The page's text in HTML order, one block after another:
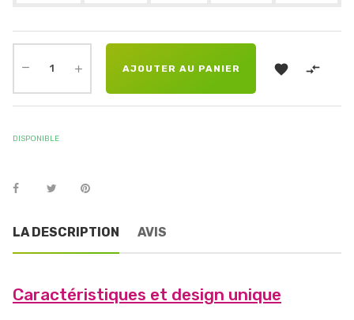
AJOUTER AU PANIER  
DISPONIBLE
LA DESCRIPTION AVIS
Caractéristiques et design unique